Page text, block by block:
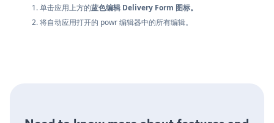
1. 单击应用上方的蓝色编辑 Delivery Form 图标。
2. 将自动应用打开的 powr 编辑器中的所有编辑。